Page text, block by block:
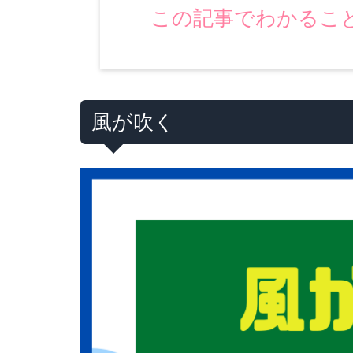
この記事でわかるこ
風が吹く